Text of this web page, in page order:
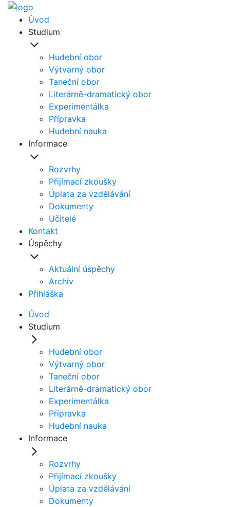
Úvod
Studium
Hudební obor
Výtvarný obor
Taneční obor
Literárně-dramatický obor
Experimentálka
Přípravka
Hudební nauka
Informace
Rozvrhy
Přijímací zkoušky
Úplata za vzdělávání
Dokumenty
Učitelé
Kontakt
Úspěchy
Aktuální úspěchy
Archiv
Přihláška
Úvod
Studium
Hudební obor
Výtvarný obor
Taneční obor
Literárně-dramatický obor
Experimentálka
Přípravka
Hudební nauka
Informace
Rozvrhy
Přijímací zkoušky
Úplata za vzdělávání
Dokumenty